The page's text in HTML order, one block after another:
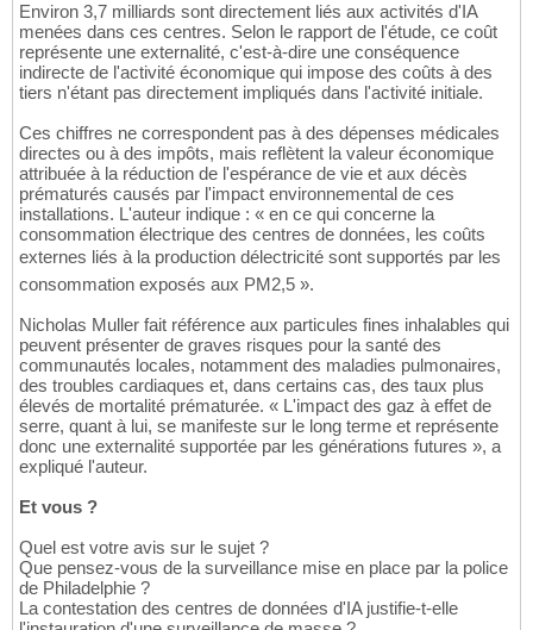
Environ 3,7 milliards sont directement liés aux activités d'IA
menées dans ces centres. Selon le rapport de l'étude, ce coût
représente une externalité, c'est-à-dire une conséquence
indirecte de l'activité économique qui impose des coûts à des
tiers n'étant pas directement impliqués dans l'activité initiale.
Ces chiffres ne correspondent pas à des dépenses médicales
directes ou à des impôts, mais reflètent la valeur économique
attribuée à la réduction de l'espérance de vie et aux décès
prématurés causés par l'impact environnemental de ces
installations. L'auteur indique : « en ce qui concerne la
consommation électrique des centres de données, les coûts
externes liés à la production délectricité sont supportés par les
consommation exposés aux PM2,5 ».
Nicholas Muller fait référence aux particules fines inhalables qui
peuvent présenter de graves risques pour la santé des
communautés locales, notamment des maladies pulmonaires,
des troubles cardiaques et, dans certains cas, des taux plus
élevés de mortalité prématurée. « L'impact des gaz à effet de
serre, quant à lui, se manifeste sur le long terme et représente
donc une externalité supportée par les générations futures », a
expliqué l'auteur.
Et vous ?
Quel est votre avis sur le sujet ?
Que pensez-vous de la surveillance mise en place par la police
de Philadelphie ?
La contestation des centres de données d'IA justifie-t-elle